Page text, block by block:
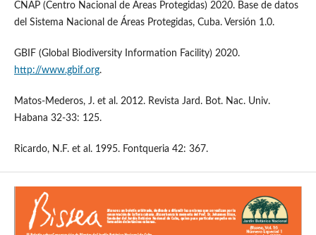
CNAP (Centro Nacional de Áreas Protegidas) 2020. Base de datos
del Sistema Nacional de Áreas Protegidas, Cuba. Versión 1.0.
GBIF (Global Biodiversity Information Facility) 2020.
http://www.gbif.org.
Matos-Mederos, J. et al. 2012. Revista Jard. Bot. Nac. Univ.
Habana 32-33: 125.
Ricardo, N.F. et al. 1995. Fontqueria 42: 367.